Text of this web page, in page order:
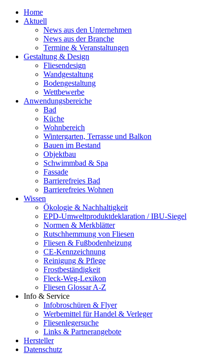
Home
Aktuell
News aus den Unternehmen
News aus der Branche
Termine & Veranstaltungen
Gestaltung & Design
Fliesendesign
Wandgestaltung
Bodengestaltung
Wettbewerbe
Anwendungsbereiche
Bad
Küche
Wohnbereich
Wintergarten, Terrasse und Balkon
Bauen im Bestand
Objektbau
Schwimmbad & Spa
Fassade
Barrierefreies Bad
Barrierefreies Wohnen
Wissen
Ökologie & Nachhaltigkeit
EPD-Umweltproduktdeklaration / IBU-Siegel
Normen & Merkblätter
Rutschhemmung von Fliesen
Fliesen & Fußbodenheizung
CE-Kennzeichnung
Reinigung & Pflege
Frostbeständigkeit
Fleck-Weg-Lexikon
Fliesen Glossar A-Z
Info & Service
Infobroschüren & Flyer
Werbemittel für Handel & Verleger
Fliesenlegersuche
Links & Partnerangebote
Hersteller
Datenschutz